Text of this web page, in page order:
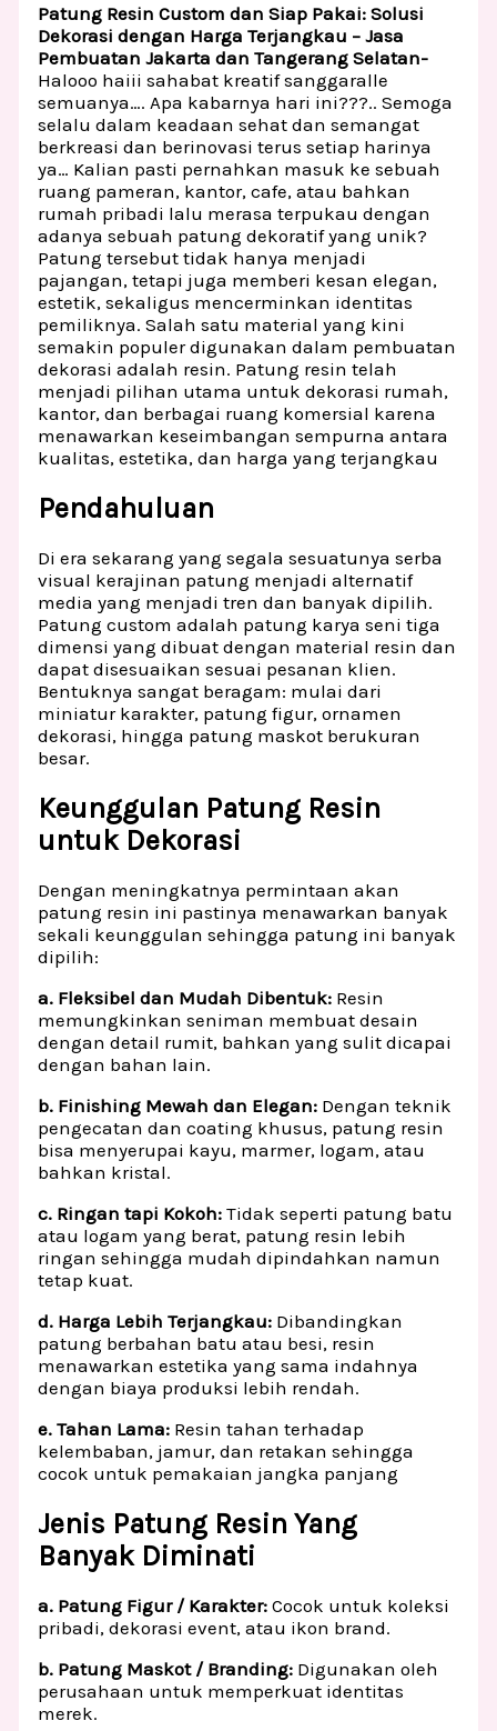
Patung Resin Custom dan Siap Pakai: Solusi
Dekorasi dengan Harga Terjangkau – Jasa
Pembuatan Jakarta dan Tangerang Selatan-
Halooo haiii sahabat kreatif sanggaralle
semuanya…. Apa kabarnya hari ini???.. Semoga
selalu dalam keadaan sehat dan semangat
berkreasi dan berinovasi terus setiap harinya
ya… Kalian pasti pernahkan masuk ke sebuah
ruang pameran, kantor, cafe, atau bahkan
rumah pribadi lalu merasa terpukau dengan
adanya sebuah patung dekoratif yang unik?
Patung tersebut tidak hanya menjadi
pajangan, tetapi juga memberi kesan elegan,
estetik, sekaligus mencerminkan identitas
pemiliknya. Salah satu material yang kini
semakin populer digunakan dalam pembuatan
dekorasi adalah resin. Patung resin telah
menjadi pilihan utama untuk dekorasi rumah,
kantor, dan berbagai ruang komersial karena
menawarkan keseimbangan sempurna antara
kualitas, estetika, dan harga yang terjangkau
Pendahuluan
Di era sekarang yang segala sesuatunya serba
visual kerajinan patung menjadi alternatif
media yang menjadi tren dan banyak dipilih.
Patung custom adalah patung karya seni tiga
dimensi yang dibuat dengan material resin dan
dapat disesuaikan sesuai pesanan klien.
Bentuknya sangat beragam: mulai dari
miniatur karakter, patung figur, ornamen
dekorasi, hingga patung maskot berukuran
besar.
Keunggulan Patung Resin
untuk Dekorasi
Dengan meningkatnya permintaan akan
patung resin ini pastinya menawarkan banyak
sekali keunggulan sehingga patung ini banyak
dipilih:
a. Fleksibel dan Mudah Dibentuk: Resin
memungkinkan seniman membuat desain
dengan detail rumit, bahkan yang sulit dicapai
dengan bahan lain.
b. Finishing Mewah dan Elegan: Dengan teknik
pengecatan dan coating khusus, patung resin
bisa menyerupai kayu, marmer, logam, atau
bahkan kristal.
c. Ringan tapi Kokoh: Tidak seperti patung batu
atau logam yang berat, patung resin lebih
ringan sehingga mudah dipindahkan namun
tetap kuat.
d. Harga Lebih Terjangkau: Dibandingkan
patung berbahan batu atau besi, resin
menawarkan estetika yang sama indahnya
dengan biaya produksi lebih rendah.
e. Tahan Lama: Resin tahan terhadap
kelembaban, jamur, dan retakan sehingga
cocok untuk pemakaian jangka panjang
Jenis Patung Resin Yang
Banyak Diminati
a. Patung Figur / Karakter: Cocok untuk koleksi
pribadi, dekorasi event, atau ikon brand.
b. Patung Maskot / Branding: Digunakan oleh
perusahaan untuk memperkuat identitas
merek.